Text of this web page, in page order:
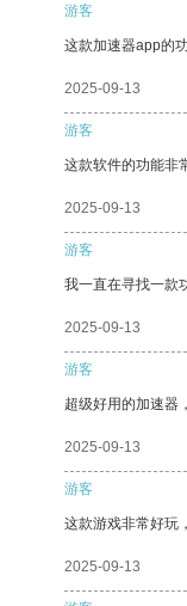
游客
这款加速器app的
2025-09-13
游客
这款软件的功能非
2025-09-13
游客
我一直在寻找一款
2025-09-13
游客
超级好用的加速器
2025-09-13
游客
这款游戏非常好玩
2025-09-13